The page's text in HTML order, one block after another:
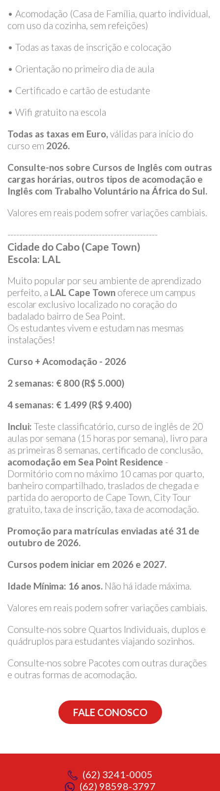
• Acomodação (Casa de Família, quarto individual,
com uso da cozinha, sem refeições)
• Todas as taxas de inscrição e colocação
• Orientação no primeiro dia de aula
• Certificado e cartão de estudante
• Wifi gratuito na escola
Todas as taxas em Euro,válidas para início do
curso em 2026.
Consulte-nos sobre Cursos de Inglês com outras
cargas horárias, outros tipos de acomodação e
Inglês com Trabalho Voluntário na África do Sul.
Valores em reais podem sofrer variações cambiais.
---------------------------------------------------
Cidade do Cabo (Cape Town)
Escola: LAL
Muito popular por seu ambiente de aprendizado
perfeito, a LAL Cape Town oferece um campus
escolar exclusivo localizado no coração do
badalado bairro de Sea Point.
Os estudantes vivem e estudam nas mesmas
instalações!
Curso + Acomodação - 2026
2 semanas: € 800 (R$ 5.000)
4 semanas: € 1.499 (R$ 9.400)
Inclui: Teste classificatório, curso de inglês de 20
aulas por semana (15 horas por semana), livro para
as primeiras 8 semanas, certificado de conclusão,
acomodação em Sea Point Residence -
Dormitório com no máximo 10 camas por quarto,
banheiro compartilhado, traslados de chegada e
partida do aeroporto de Cape Town, City Tour
gratuito, taxa de inscrição, taxa de acomodação.
Promoção para matrículas enviadas até 31 de
outubro de 2026.
Cursos podem iniciar em 2026 e 2027.
Idade Mínima: 16 anos. Não há idade máxima.
Valores em reais podem sofrer variações cambiais.
Consulte-nos sobre Quartos Individuais, duplos e
quádruplos para estudantes viajando sozinhos.
Consulte-nos sobre Pacotes com outras durações
e outras formas de acomodação.
FALE CONOSCO
(62) 3241-0005
(62) 98598-3797